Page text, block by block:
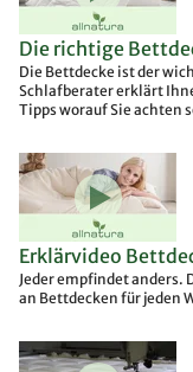
Die richtige
Die Bettdecke ist der
Schlafberater erklärt
Tipps worauf Sie achten
Erklärvideo
Jeder empfindet anders.
an Bettdecken für jeden